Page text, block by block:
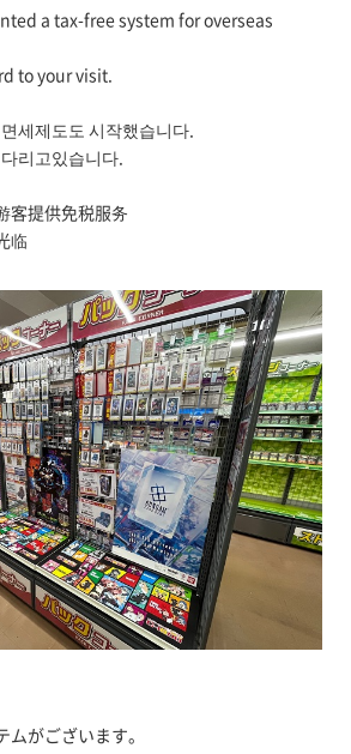
a tax-free system for overseas
to your visit.
세제도도 시작했습니다.
리고있습니다.
客提供免税服务
临
がございます。